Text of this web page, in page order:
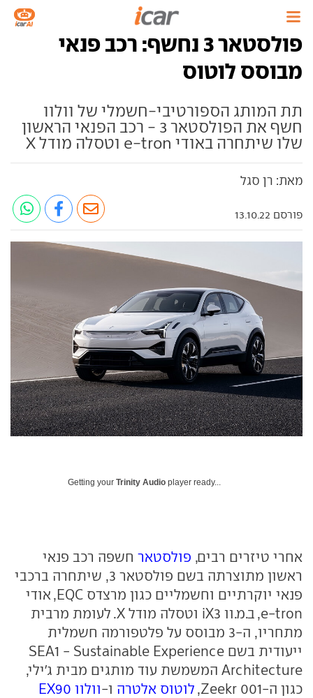
פולסטאר 3 נחשף: רכב פנאי
מבוסס לוטוס
תת המותג הספורטיבי-חשמלי של וולוו
חשף את הפולסטאר 3 - רכב הפנאי הראשון
שלו שיתחרה באודי e-tron וטסלה מודל X
מאת: רן סגל
פורסם 13.10.22
Getting your Trinity Audio player ready...
אחרי טיזרים רבים, פולסטאר חשפה רכב פנאי
ראשון מתוצרתה בשם פולסטאר 3, שיתחרה ברכבי
פנאי יוקרתיים וחשמליים כגון מרצדס EQC, אודי
e-tron, ב.מ.וו iX3 וטסלה מודל X. לעומת מרבית
מתחריו, ה-3 מבוסס על פלטפורמה חשמלית
ייעודית בשם SEA1 - Sustainable Experience
Architecture המשמשת עוד מותגים מבית ג'ילי,
כגון ה-Zeekr 001,
לוטוס אלטרה ו-וולוו EX90